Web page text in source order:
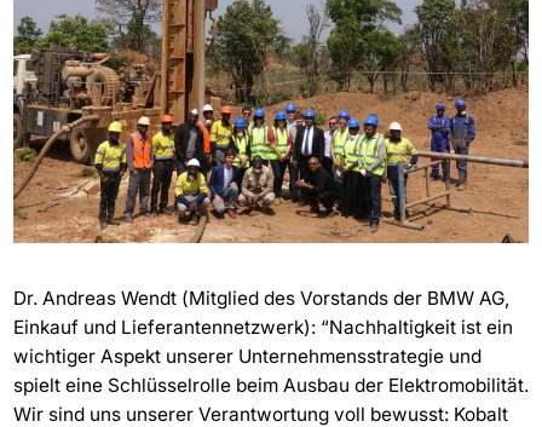
Dr. Andreas Wendt (Mitglied des Vorstands der BMW AG,
Einkauf und Lieferantennetzwerk): “Nachhaltigkeit ist ein
wichtiger Aspekt unserer Unternehmensstrategie und
spielt eine Schlüsselrolle beim Ausbau der Elektromobilität.
Wir sind uns unserer Verantwortung voll bewusst: Kobalt